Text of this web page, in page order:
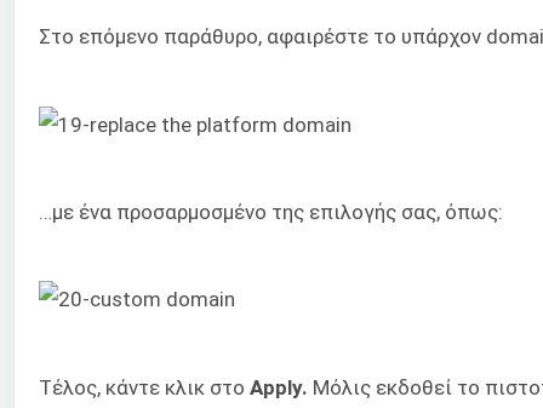
Στο επόμενο παράθυρο, αφαιρέστε το υπάρχον
…με ένα προσαρμοσμένο της επιλογής σας, όπως:
Τέλος, κάντε κλικ στο Apply. Μόλις εκδοθεί το